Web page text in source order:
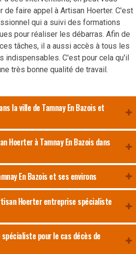
de faire appel à Artisan Hoerter. C'est
qui a suivi des formations
pour réaliser les débarras. Afin de
tâches, il a aussi accès à tous les
indispensables. C'est pour cela qu'il
très bonne qualité de travail.
la ville de Tamnay En Bazois et
Hoerter à Tamnay En Bazois dans
En Bazois et ses environs
Hoerter entreprise spécialiste
pour le cas décès de